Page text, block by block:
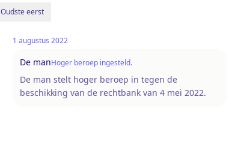
Oudste eerst
1 augustus 2022
De manHoger beroep ingesteld.
De man stelt hoger beroep in tegen de
beschikking van de rechtbank van 4 mei 2022.